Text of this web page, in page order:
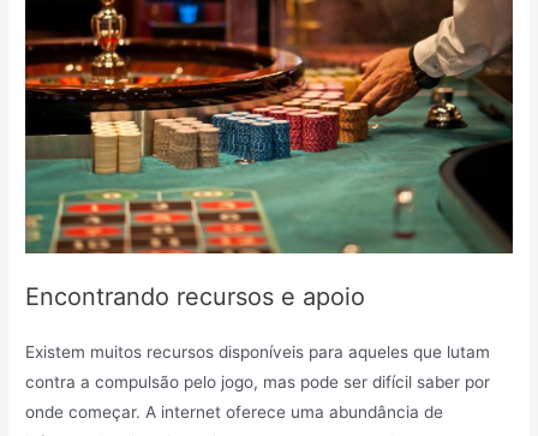
Encontrando recursos e apoio
Existem muitos recursos disponíveis para aqueles que lutam
contra a compulsão pelo jogo, mas pode ser difícil saber por
onde começar. A internet oferece uma abundância de